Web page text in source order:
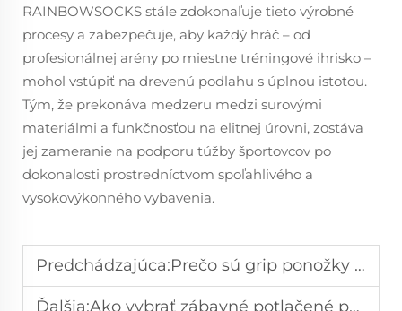
RAINBOWSOCKS stále zdokonaľuje tieto výrobné
procesy a zabezpečuje, aby každý hráč – od
profesionálnej arény po miestne tréningové ihrisko –
mohol vstúpiť na drevenú podlahu s úplnou istotou.
Tým, že prekonáva medzeru medzi surovými
materiálmi a funkčnosťou na elitnej úrovni, zostáva
jej zameranie na podporu túžby športovcov po
dokonalosti prostredníctvom spoľahlivého a
vysokovýkonného vybavenia.
Predchádzajúca:Prečo sú grip ponožky pre basketbal nevyhnutné na zabezpečenie súčepu na ihrisku
Ďalšia:Ako vybrať zábavné potlačené ponožky, ktoré pridajú vašim outfitom osobitý štýl